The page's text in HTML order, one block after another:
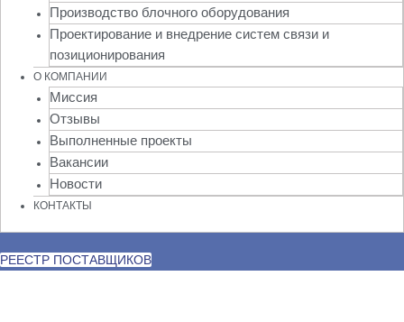
Производство блочного оборудования
Проектирование и внедрение систем связи и
позиционирования
О КОМПАНИИ
Миссия
Отзывы
Выполненные проекты
Вакансии
Новости
КОНТАКТЫ
РЕЕСТР ПОСТАВЩИКОВ